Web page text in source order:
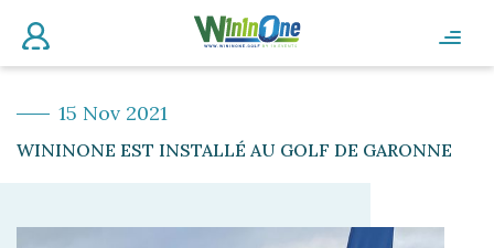
15 Nov 2021
WININONE EST INSTALLÉ AU GOLF DE GARONNE